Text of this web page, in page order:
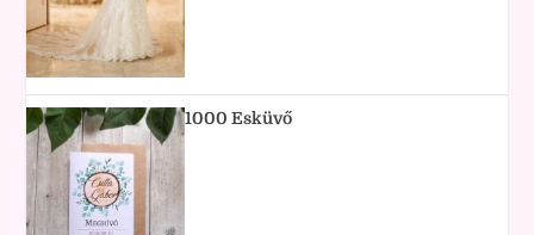
1000 Esküvő